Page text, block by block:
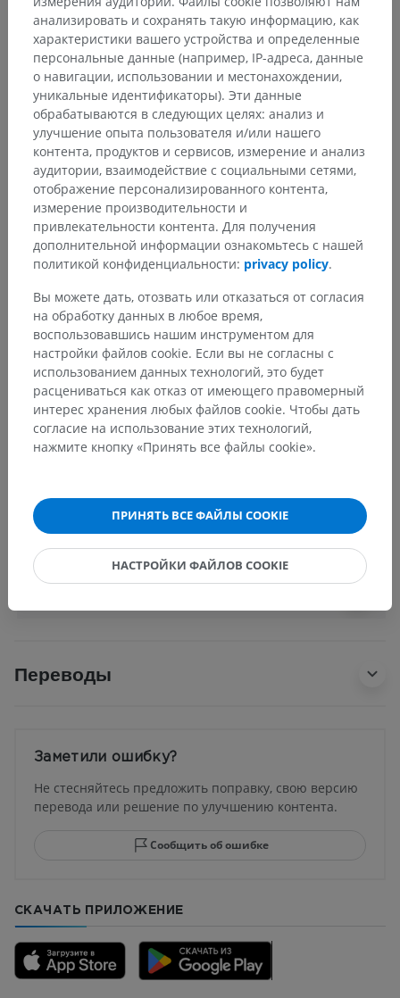
Анатомическая иерархия
Анатомия человека 2
Человеческое тело> Systemata visceralia>
Грудная полость> Средостение>
Нижнее средостение> Заднее средостение
Основные структуры:Нет анатомических терминов,
относящихся к этой части тела
Переводы
Заметили ошибку?
Не стесняйтесь предложить поправку, свою версию
перевода или решение по улучшению контента.
Сообщить об ошибке
СКАЧАТЬ ПРИЛОЖЕНИЕ
анализировать и сохранять такую информацию, как
характеристики вашего устройства и определенные
персональные данные (например, IP-адреса, данные
о навигации, использовании и местонахождении,
уникальные идентификаторы). Эти данные
обрабатываются в следующих целях: анализ и
улучшение опыта пользователя и/или нашего
контента, продуктов и сервисов, измерение и анализ
аудитории, взаимодействие с социальными сетями,
отображение персонализированного контента,
измерение производительности и
привлекательности контента. Для получения
дополнительной информации ознакомьтесь с нашей
политикой конфиденциальности: privacy policy.
Вы можете дать, отозвать или отказаться от согласия
на обработку данных в любое время,
воспользовавшись нашим инструментом для
настройки файлов cookie. Если вы не согласны с
использованием данных технологий, это будет
расцениваться как отказ от имеющего правомерный
интерес хранения любых файлов cookie. Чтобы дать
согласие на использование этих технологий,
нажмите кнопку «Принять все файлы cookie».
ПРИНЯТЬ ВСЕ ФАЙЛЫ COOKIE
НАСТРОЙКИ ФАЙЛОВ COOKIE